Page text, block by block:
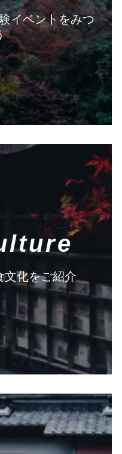
イベントをみつ
文化をご紹介